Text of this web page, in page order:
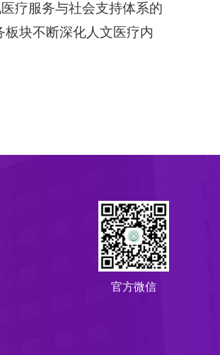
疗服务与社会支持体系的
块不断深化人文医疗内
官方微信